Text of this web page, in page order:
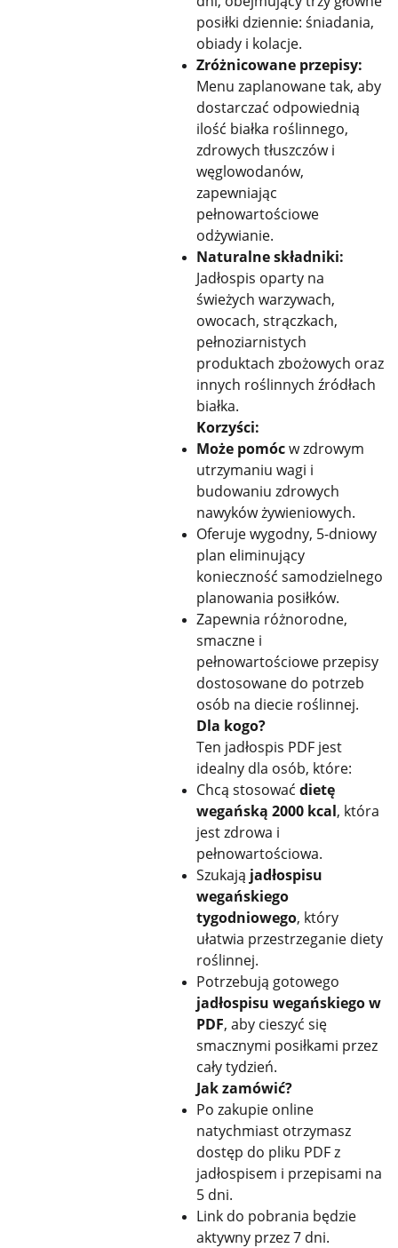
posiłki dziennie: śniadania,
obiady i kolacje.
Zróżnicowane przepisy:
Menu zaplanowane tak, aby
dostarczać odpowiednią
ilość białka roślinnego,
zdrowych tłuszczów i
węglowodanów,
zapewniając
pełnowartościowe
odżywianie.
Naturalne składniki:
Jadłospis oparty na
świeżych warzywach,
owocach, strączkach,
pełnoziarnistych
produktach zbożowych oraz
innych roślinnych źródłach
białka.
Korzyści:
Może pomócw zdrowym
utrzymaniu wagi i
budowaniu zdrowych
nawyków żywieniowych.
Oferuje wygodny, 5-dniowy
plan eliminujący
konieczność samodzielnego
planowania posiłków.
Zapewnia różnorodne,
smaczne i
pełnowartościowe przepisy
dostosowane do potrzeb
osób na diecie roślinnej.
Dla kogo?
Ten jadłospis PDF jest
idealny dla osób, które:
Chcą stosować dietę
wegańską 2000 kcal, która
jest zdrowa i
pełnowartościowa.
Szukają jadłospisu
wegańskiego
tygodniowego, który
ułatwia przestrzeganie diety
roślinnej.
Potrzebują gotowego
jadłospisu wegańskiego w
PDF, aby cieszyć się
smacznymi posiłkami przez
cały tydzień.
Jak zamówić?
Po zakupie online
natychmiast otrzymasz
dostęp do pliku PDF z
jadłospisem i przepisami na
5 dni.
Link do pobrania będzie
aktywny przez 7 dni.